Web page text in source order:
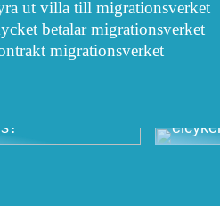
ut villa till migrationsverket
betalar migrationsverket
migrationsverket
elcykel